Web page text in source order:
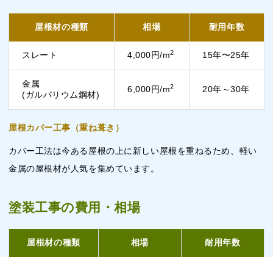
屋根材の種類 相場 耐用年数
スレート 4,000円/m2 15年〜25年
金属
(ガルバリウム鋼材)
6,000円/m2 20年～30年
屋根カバー工事（重ね葺き）
カバー工法は今ある屋根の上に新しい屋根を重ねるため、軽い
金属の屋根材が人気を集めています。
塗装工事の費用・相場
屋根材の種類 相場 耐用年数